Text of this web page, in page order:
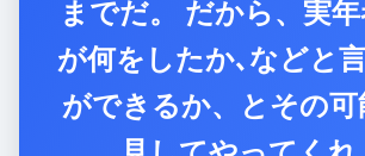
までだ。 だから、実
が何をしたか､などと
ができるか、とその可